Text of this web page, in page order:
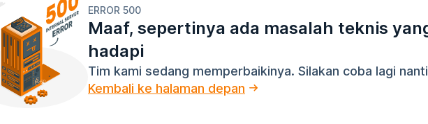
ERROR 500
Maaf, sepertinya ada masalah teknis
hadapi
Tim kami sedang memperbaikinya. Silakan coba lagi
Kembali ke halaman depan